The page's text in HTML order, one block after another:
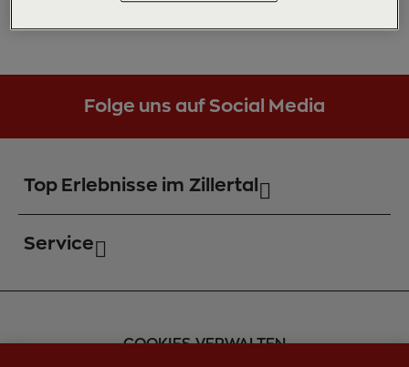
Folge uns auf Social Media
Top Erlebnisse im Zillertal
Service
COOKIES VERWALTEN